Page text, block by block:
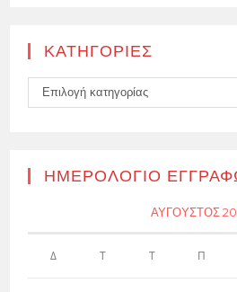
KΑΤΗΓΟΡΊΕΣ
Kατηγορίες
Επιλογή κατηγορίας
ΗΜΕΡΟΛΌΓΙΟ
ΑΎΓΟΥΣΤΟΣ
Δ Τ Τ Π